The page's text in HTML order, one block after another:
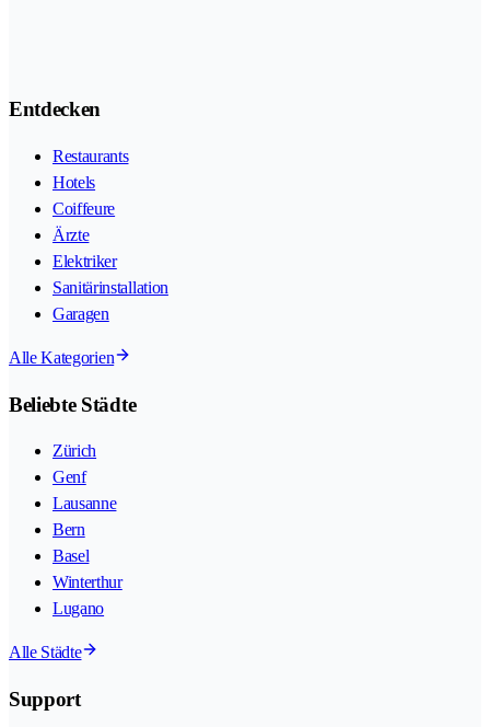
Entdecken
Restaurants
Hotels
Coiffeure
Ärzte
Elektriker
Sanitärinstallation
Garagen
Alle Kategorien
Beliebte Städte
Zürich
Genf
Lausanne
Bern
Basel
Winterthur
Lugano
Alle Städte
Support